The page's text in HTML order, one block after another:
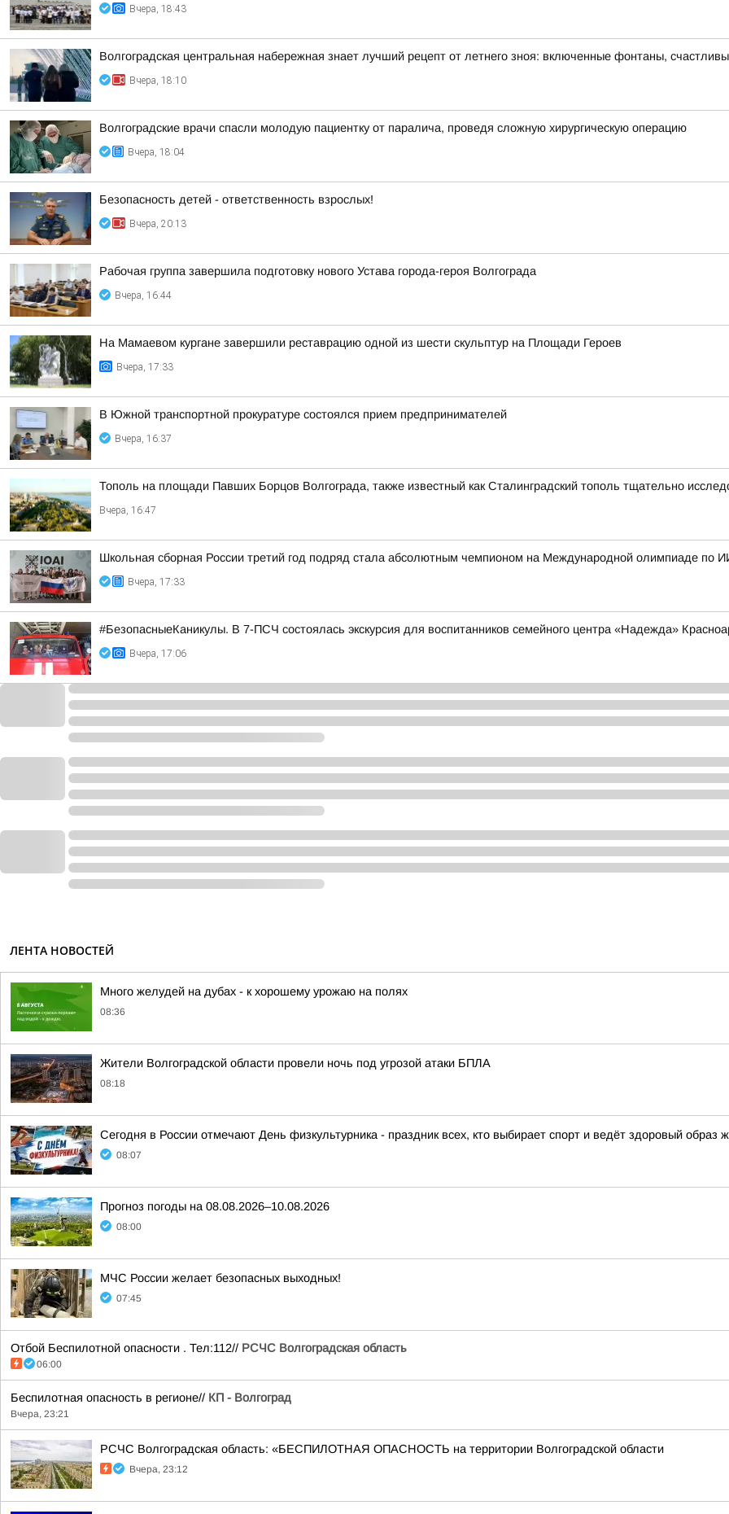
Вчера, 18:43
Волгоградская центральная набережная знает лучший рецепт от летнего зноя: включенные фонтаны,
Вчера, 18:10
Волгоградские врачи спасли молодую пациентку от паралича, проведя сложную хирургическую операцию
Вчера, 18:04
Безопасность детей - ответственность взрослых!
Вчера, 20:13
Рабочая группа завершила подготовку нового Устава города-героя Волгограда
Вчера, 16:44
На Мамаевом кургане завершили реставрацию одной из шести скульптур на Площади Героев
Вчера, 17:33
В Южной транспортной прокуратуре состоялся прием предпринимателей
Вчера, 16:37
Тополь на площади Павших Борцов Волгограда, также известный как Сталинградский тополь тщательно
Вчера, 16:47
Школьная сборная России третий год подряд стала абсолютным чемпионом на Международной олимпиаде по
Вчера, 17:33
#БезопасныеКаникулы. В 7-ПСЧ состоялась экскурсия для воспитанников семейного центра «Надежда»
Вчера, 17:06
ЛЕНТА НОВОСТЕЙ
Много желудей на дубах - к хорошему урожаю на полях
08:36
Жители Волгоградской области провели ночь под угрозой атаки БПЛА
08:18
Сегодня в России отмечают День физкультурника - праздник всех, кто выбирает спорт и ведёт здоровый образ
08:07
Прогноз погоды на 08.08.2026–10.08.2026
08:00
МЧС России желает безопасных выходных!
07:45
Отбой Беспилотной опасности . Тел:112// РСЧС Волгоградская область
06:00
Беспилотная опасность в регионе// КП - Волгоград
Вчера, 23:21
РСЧС Волгоградская область: «БЕСПИЛОТНАЯ ОПАСНОСТЬ на территории Волгоградской области
Вчера, 23:12